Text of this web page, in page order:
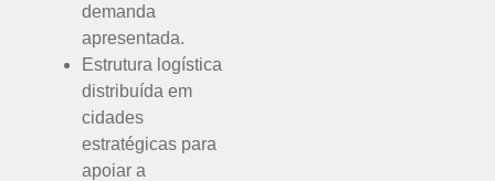
demanda
apresentada.
Estrutura logística
distribuída em
cidades
estratégicas para
apoiar a